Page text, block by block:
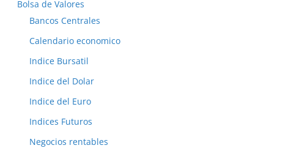
Bolsa de Valores
Bancos Centrales
Calendario economico
Indice Bursatil
Indice del Dolar
Indice del Euro
Indices Futuros
Negocios rentables